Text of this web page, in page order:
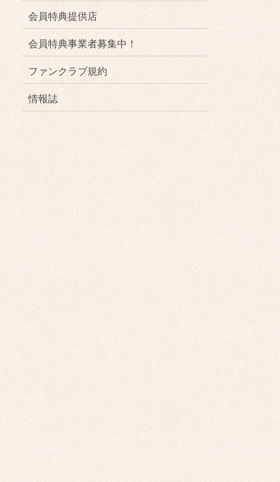
会員特典提供店
会員特典事業者募集中！
ファンクラブ規約
情報誌